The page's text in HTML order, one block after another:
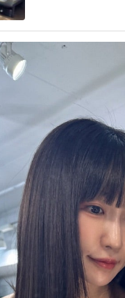
つながることがあ
京に向かう新幹線
して乗車した。車